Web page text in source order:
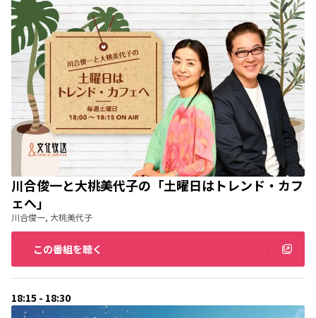
川合俊一と大桃美代子の「土曜日はトレンド・カフ
ェへ」
川合俊一, 大桃美代子
この番組を聴く
18:15 - 18:30